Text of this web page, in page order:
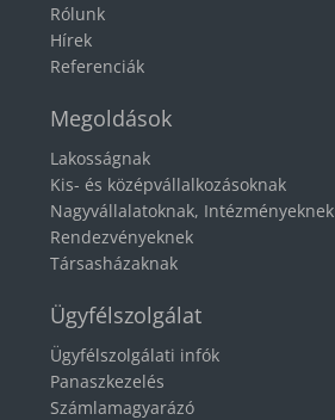
Rólunk
Hírek
Referenciák
Megoldások
Lakosságnak
Kis- és középvállalkozásoknak
Nagyvállalatoknak, Intézményeknek
Rendezvényeknek
Társasházaknak
Ügyfélszolgálat
Ügyfélszolgálati infók
Panaszkezelés
Számlamagyarázó